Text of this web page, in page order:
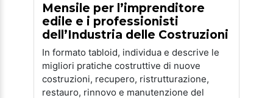
Mensile per l’imprenditore
edile e i professionisti
dell’Industria delle Costruzioni
In formato tabloid, individua e descrive le
migliori pratiche costruttive di nuove
costruzioni, recupero, ristrutturazione,
restauro, rinnovo e manutenzione del